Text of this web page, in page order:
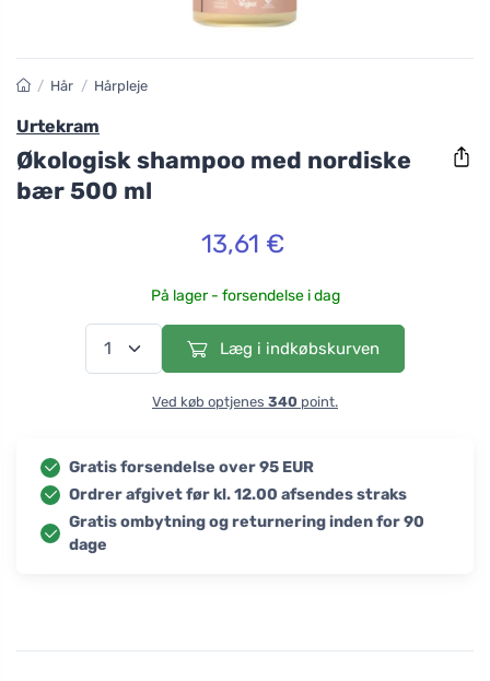
/ Hår / Hårpleje
Urtekram
Økologisk shampoo med nordiske
bær 500 ml
13,61 €
På lager - forsendelse i dag
Læg i indkøbskurven
Ved køb optjenes 340 point.
Gratis forsendelse over 95 EUR
Ordrer afgivet før kl. 12.00 afsendes straks
Gratis ombytning og returnering inden for 90
dage